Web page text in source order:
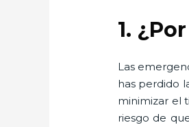
1.
Las
has perdido
minimizar el
riesgo de